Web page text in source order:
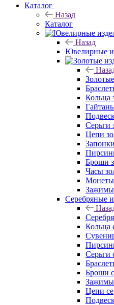
Каталог
Назад
Каталог
Назад
Ювелирные
Кольца
Серьги
Цепи
Броши
Часы
Монеты
Зажимы
Серебряные
Кольца
Серьги
Броши
Зажимы
Цепи